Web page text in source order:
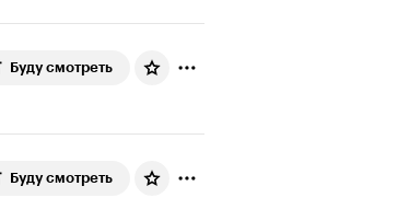
Буду смотреть
Буду смотреть